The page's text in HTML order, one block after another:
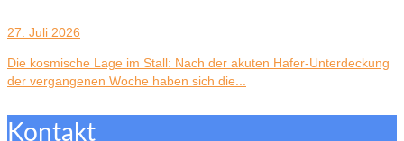
27. Juli 2026
Die kosmische Lage im Stall: Nach der akuten Hafer-Unterdeckung
der vergangenen Woche haben sich die...
Kontakt